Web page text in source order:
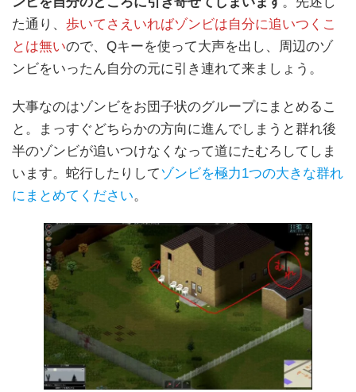
た通り、 歩いてさえいればゾンビは自分に追いつくこ
とは無いので、Qキーを使って大声を出し、周辺のゾ
ンビをいったん自分の元に引き連れて来ましょう。
大事なのはゾンビをお団子状のグループにまとめるこ
と。まっすぐどちらかの方向に進んでしまうと群れ後
半のゾンビが追いつけなくなって道にたむろしてしま
います。蛇行したりしてゾンビを極力1つの大きな群れ
にまとめてください。